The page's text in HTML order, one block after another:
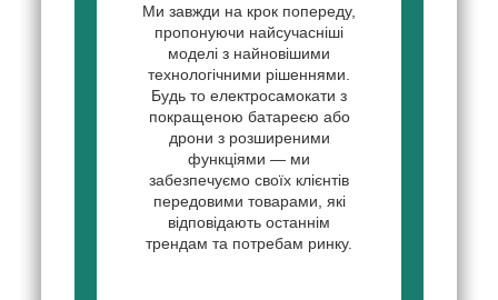
Ми завжди на крок попереду,
пропонуючи найсучасніші
моделі з найновішими
технологічними рішеннями.
Будь то електросамокати з
покращеною батареєю або
дрони з розширеними
функціями — ми
забезпечуємо своїх клієнтів
передовими товарами, які
відповідають останнім
трендам та потребам ринку.